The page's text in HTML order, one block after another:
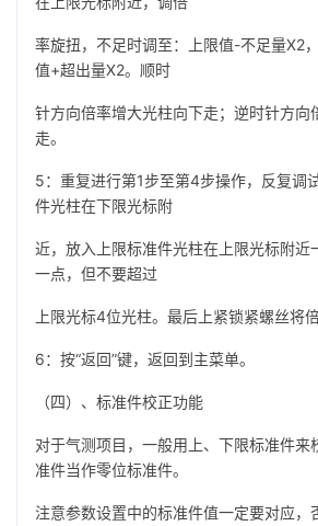
率旋扭，不足时调至：上限值-不足量X2
值+超出量X2。顺时
针方向倍率增大光柱向下走；逆时针方向
走。
5：重复进行第1步至第4步操作，反复调
件光柱在下限光标附
近，放入上限标准件光柱在上限光标附近
一点，但不要超过
上限光标4位光柱。最后上紧锁紧螺丝将
6：按“返回”键，返回到主菜单。
（四）、标准件校正功能
对于气测项目，一般用上、下限标准件来
准件当作零位标准件。
注意参数设置中的标准件值一定要对应，